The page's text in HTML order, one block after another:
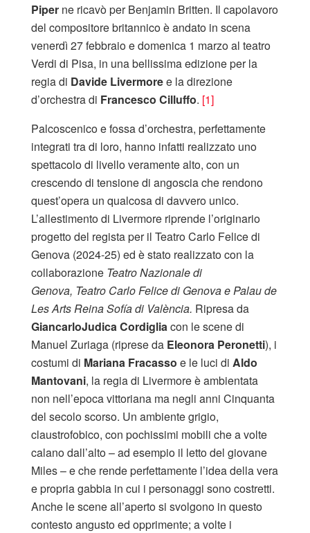
Piper ne ricavò per Benjamin Britten. Il capolavoro
del compositore britannico è andato in scena
venerdì 27 febbraio e domenica 1 marzo al teatro
Verdi di Pisa, in una bellissima edizione per la
regia di Davide Livermoree la direzione
d’orchestra di Francesco Cilluffo. [1]
Palcoscenico e fossa d’orchestra, perfettamente
integrati tra di loro, hanno infatti realizzato uno
spettacolo di livello veramente alto, con un
crescendo di tensione di angoscia che rendono
quest’opera un qualcosa di davvero unico.
L’allestimento di Livermore riprende l’originario
progetto del regista per il Teatro Carlo Felice di
Genova (2024-25) ed è stato realizzato con la
collaborazione Teatro Nazionale di
Genova, Teatro Carlo Felice di Genova e Palau de
Les Arts Reina Sofía di València. Ripresa da
GiancarloJudica Cordigliacon le scene di
Manuel Zuriaga (riprese da Eleonora Peronetti), i
costumi di Mariana Fracasso e le luci di Aldo
Mantovani, la regia di Livermore è ambientata
non nell’epoca vittoriana ma negli anni Cinquanta
del secolo scorso. Un ambiente grigio,
claustrofobico, con pochissimi mobili che a volte
calano dall’alto – ad esempio il letto del giovane
Miles – e che rende perfettamente l’idea della vera
e propria gabbia in cui i personaggi sono costretti.
Anche le scene all’aperto si svolgono in questo
contesto angusto ed opprimente; a volte i